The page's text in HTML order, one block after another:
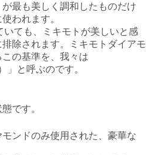
最も美しく調和したものだけ
われます。
いても、ミキモトが美しいと感
除されます。ミキモトダイアモ
の基準を、我々は
」と呼ぶのです。
です。
ンドのみ使用された、豪華な